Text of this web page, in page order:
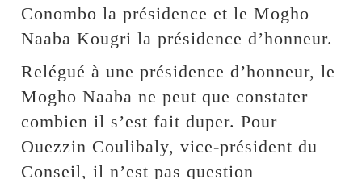
Conombo la présidence et le Mogho
Naaba Kougri la présidence d’honneur.
Relégué à une présidence d’honneur, le
Mogho Naaba ne peut que constater
combien il s’est fait duper. Pour
Ouezzin Coulibaly, vice-président du
Conseil, il n’est pas question